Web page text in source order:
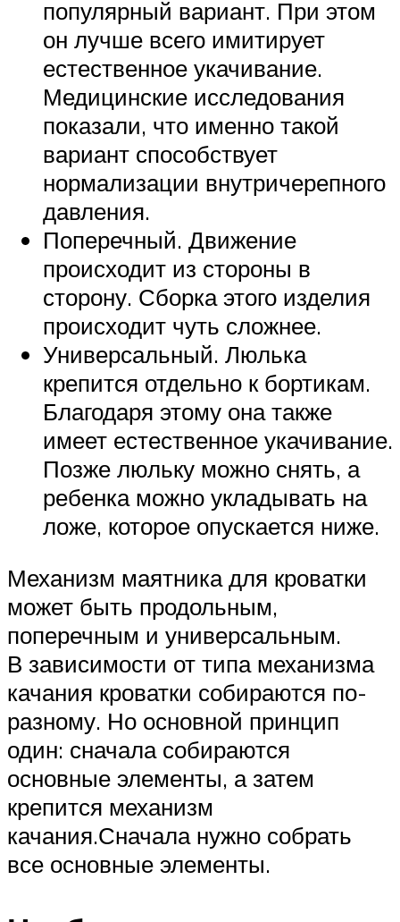
популярный вариант. При этом
он лучше всего имитирует
естественное укачивание.
Медицинские исследования
показали, что именно такой
вариант способствует
нормализации внутричерепного
давления.
Поперечный. Движение
происходит из стороны в
сторону. Сборка этого изделия
происходит чуть сложнее.
Универсальный. Люлька
крепится отдельно к бортикам.
Благодаря этому она также
имеет естественное укачивание.
Позже люльку можно снять, а
ребенка можно укладывать на
ложе, которое опускается ниже.
Механизм маятника для кроватки
может быть продольным,
поперечным и универсальным.
В зависимости от типа механизма
качания кроватки собираются по-
разному. Но основной принцип
один: сначала собираются
основные элементы, а затем
крепится механизм
качания.Сначала нужно собрать
все основные элементы.